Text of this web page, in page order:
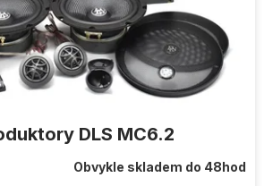
DLS MC6.2
Obvykle skladem do 48hod